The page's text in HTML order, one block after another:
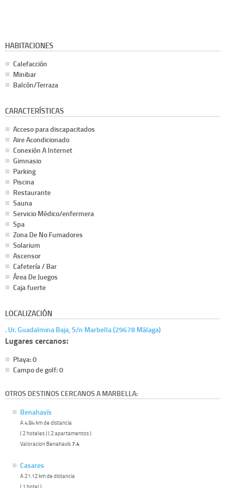
HABITACIONES
Calefacción
Minibar
Balcón/Terraza
CARACTERÍSTICAS
Acceso para discapacitados
Aire Acondicionado
Conexión A Internet
Gimnasio
Parking
Piscina
Restaurante
Sauna
Servicio Médico/enfermera
Spa
Zona De No Fumadores
Solarium
Ascensor
Cafetería / Bar
Área De Juegos
Caja fuerte
LOCALIZACIÓN
. Ur. Guadalmina Baja, S/n Marbella (29678 Málaga)
Lugares cercanos:
Playa: 0
Campo de golf: 0
OTROS DESTINOS CERCANOS A MARBELLA:
Benahavís
A 4.84 km de distancia
( 2 hoteles ) ( 2 apartamentos )
Valoracion Benahavís7.4
Casares
A 21.12 km de distancia
( 1 hotel )